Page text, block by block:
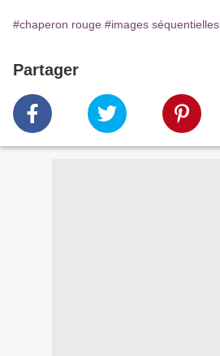
#chaperon rouge #images séquentielles
Partager